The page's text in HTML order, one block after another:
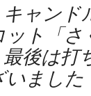
キャンド
ット「さ
後は打
いました